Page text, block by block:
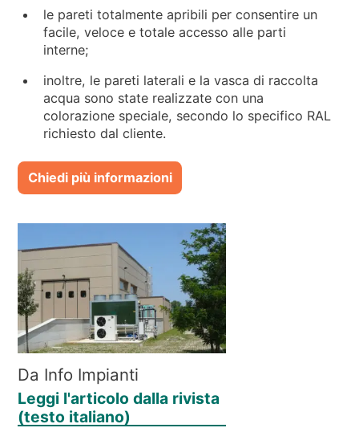
le pareti totalmente apribili per consentire un
facile, veloce e totale accesso alle parti
interne;
inoltre, le pareti laterali e la vasca di raccolta
acqua sono state realizzate con una
colorazione speciale, secondo lo specifico RAL
richiesto dal cliente.
Chiedi più informazioni
Da Info Impianti
Leggi l'articolo dalla rivista
(testo italiano)